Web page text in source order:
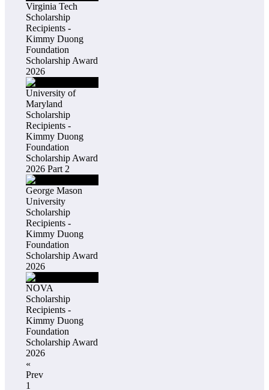
Virginia Tech
Scholarship
Recipients -
Kimmy Duong
Foundation
Scholarship Award
2026
University of
Maryland
Scholarship
Recipients -
Kimmy Duong
Foundation
Scholarship Award
2026 Part 2
George Mason
University
Scholarship
Recipients -
Kimmy Duong
Foundation
Scholarship Award
2026
NOVA
Scholarship
Recipients -
Kimmy Duong
Foundation
Scholarship Award
2026
«
Prev
1